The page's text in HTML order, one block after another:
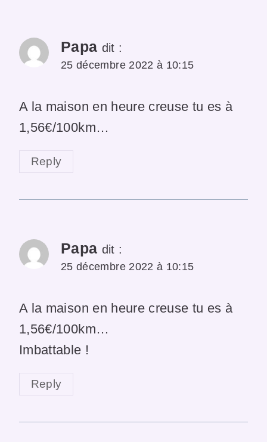
Papa dit :
25 décembre 2022 à 10:15
A la maison en heure creuse tu es à
1,56€/100km…
Reply
Papa dit :
25 décembre 2022 à 10:15
A la maison en heure creuse tu es à
1,56€/100km…
Imbattable !
Reply